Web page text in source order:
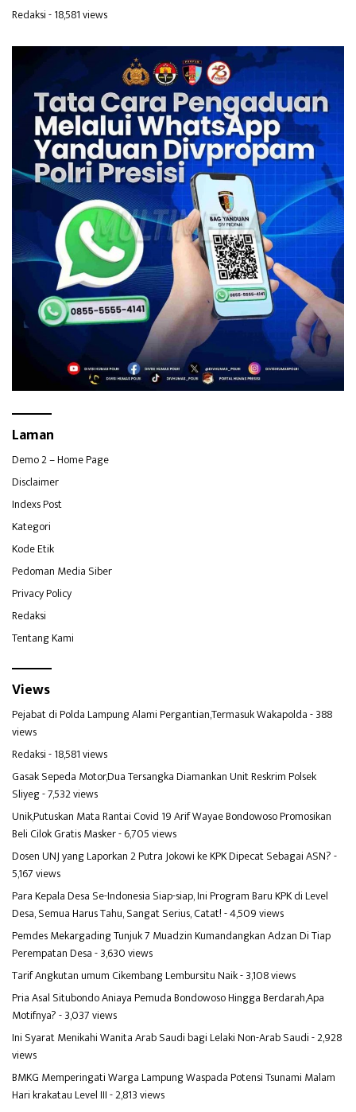
Redaksi- 18,581 views
Laman
Demo 2 – Home Page
Disclaimer
Indexs Post
Kategori
Kode Etik
Pedoman Media Siber
Privacy Policy
Redaksi
Tentang Kami
Views
Pejabat di Polda Lampung Alami Pergantian,Termasuk Wakapolda- 388
views
Redaksi- 18,581 views
Gasak Sepeda Motor,Dua Tersangka Diamankan Unit Reskrim Polsek
Sliyeg- 7,532 views
Unik,Putuskan Mata Rantai Covid 19 Arif Wayae Bondowoso Promosikan
Beli Cilok Gratis Masker- 6,705 views
Dosen UNJ yang Laporkan 2 Putra Jokowi ke KPK Dipecat Sebagai ASN?-
5,167 views
Para Kepala Desa Se-Indonesia Siap-siap, Ini Program Baru KPK di Level
Desa, Semua Harus Tahu, Sangat Serius, Catat!- 4,509 views
Pemdes Mekargading Tunjuk 7 Muadzin Kumandangkan Adzan Di Tiap
Perempatan Desa- 3,630 views
Tarif Angkutan umum Cikembang Lembursitu Naik- 3,108 views
Pria Asal Situbondo Aniaya Pemuda Bondowoso Hingga Berdarah,Apa
Motifnya?- 3,037 views
Ini Syarat Menikahi Wanita Arab Saudi bagi Lelaki Non-Arab Saudi- 2,928
views
BMKG Memperingati Warga Lampung Waspada Potensi Tsunami Malam
Hari krakatau Level III- 2,813 views